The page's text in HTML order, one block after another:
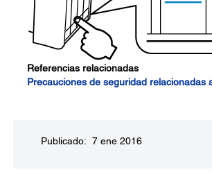
Referencias relacionadas
Precauciones de seguridad relacionadas
Publicado: 7 ene 2016